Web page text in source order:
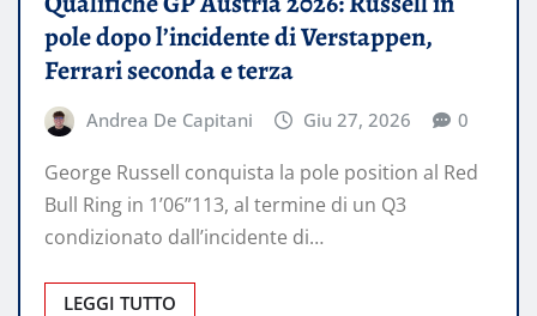
pole dopo l’incidente di Verstappen,
Ferrari seconda e terza
Andrea De Capitani Giu 27, 2026 0
George Russell conquista la pole position al Red
Bull Ring in 1’06”113, al termine di un Q3
condizionato dall’incidente di…
LEGGI TUTTO